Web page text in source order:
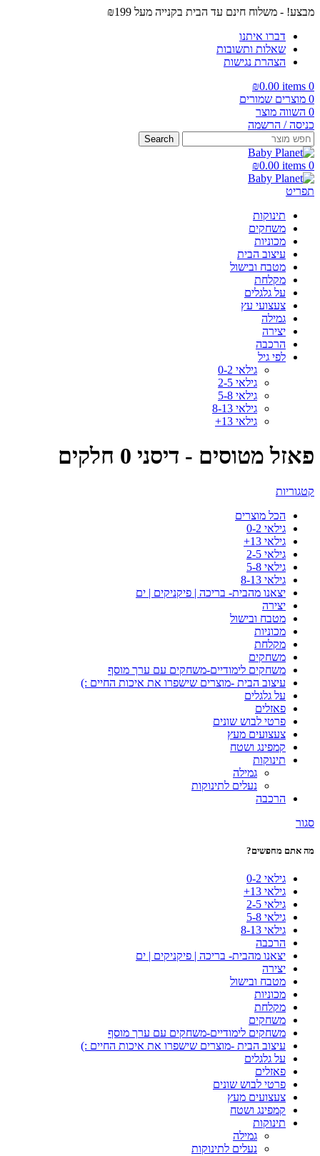
מבצע! - משלוח חינם עד הבית בקנייה מעל ₪199
דברו איתנו
שאלות ותשובות
הצהרת נגישות
0
items
₪0.00
0 מוצרים שמורים
0 השווה מוצר
כניסה / הרשמה
Search
0
items
₪0.00
תפריט
תינוקות
משחקים
מכוניות
עיצוב הבית
מטבח ובישול
מקלחת
על גלגלים
צעצועי עץ
גמילה
יצירה
הרכבה
לפי גיל
גילאי 0-2
גילאי 2-5
גילאי 5-8
גילאי 8-13
גילאי 13+
פאזל מטוסים - דיסני 0 חלקים
קטגוריות
הכל מוצרים
גילאי 0-2
גילאי 13+
גילאי 2-5
גילאי 5-8
גילאי 8-13
יצאנו מהבית- בריכה | פיקניקים | ים
יצירה
מטבח ובישול
מכוניות
מקלחת
משחקים
משחקים לימודיים-משחקים עם ערך מוסף
עיצוב הבית -מוצרים שישפרו את איכות החיים :)
על גלגלים
פאזלים
פרטי לבוש שונים
צעצועים מעץ
קמפינג ושטח
תינוקות
גמילה
נעלים לתינוקות
הרכבה
סגור
מה אתם מחפשים?
גילאי 0-2
גילאי 13+
גילאי 2-5
גילאי 5-8
גילאי 8-13
הרכבה
יצאנו מהבית- בריכה | פיקניקים | ים
יצירה
מטבח ובישול
מכוניות
מקלחת
משחקים
משחקים לימודיים-משחקים עם ערך מוסף
עיצוב הבית -מוצרים שישפרו את איכות החיים :)
על גלגלים
פאזלים
פרטי לבוש שונים
צעצועים מעץ
קמפינג ושטח
תינוקות
גמילה
נעלים לתינוקות